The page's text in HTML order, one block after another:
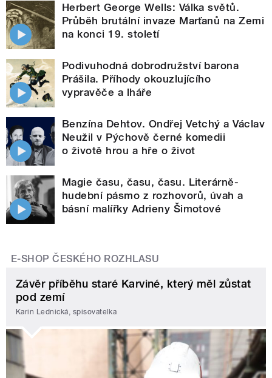
Herbert George Wells: Válka světů.
Průběh brutální invaze Marťanů na Zemi
na konci 19. století
Podivuhodná dobrodružství barona
Prášila. Příhody okouzlujícího
vypravěče a lháře
Benzína Dehtov. Ondřej Vetchý a Václav
Neužil v Pýchově černé komedii
o životě hrou a hře o život
Magie času, času, času. Literárně-
hudební pásmo z rozhovorů, úvah a
básní malířky Adrieny Šimotové
E-SHOP ČESKÉHO ROZHLASU
Závěr příběhu staré Karviné, který měl zůstat
pod zemí
Karin Lednická, spisovatelka